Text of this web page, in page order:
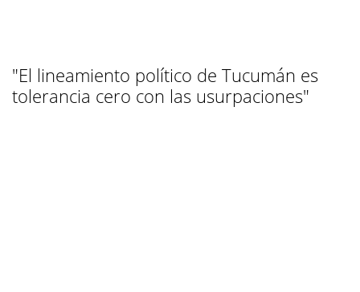
"El lineamiento político de Tucumán es
tolerancia cero con las usurpaciones"